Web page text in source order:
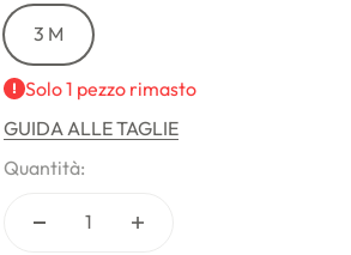
3 M
Solo 1 pezzo rimasto
GUIDA ALLE TAGLIE
Quantità: